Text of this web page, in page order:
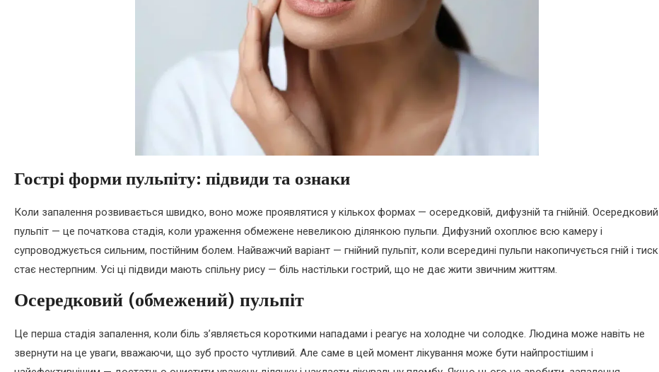
Гострі форми пульпіту: підвиди та ознаки
Коли запалення розвивається швидко, воно може проявлятися у кількох формах — осередковій, дифузній та гнійній. Осередковий
пульпіт — це початкова стадія, коли ураження обмежене невеликою ділянкою пульпи. Дифузний охоплює всю камеру і
супроводжується сильним, постійним болем. Найважчий варіант — гнійний пульпіт, коли всередині пульпи накопичується гній і тиск
стає нестерпним. Усі ці підвиди мають спільну рису — біль настільки гострий, що не дає жити звичним життям.
Осередковий (обмежений) пульпіт
Це перша стадія запалення, коли біль з’являється короткими нападами і реагує на холодне чи солодке. Людина може навіть не
звернути на це уваги, вважаючи, що зуб просто чутливий. Але саме в цей момент лікування може бути найпростішим і